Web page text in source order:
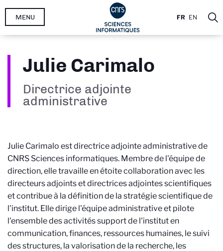
Aller
FR EN
MENU
Julie Carimalo
Directrice adjointe
administrative
Julie Carimalo est directrice adjointe administrative de
CNRS Sciences informatiques. Membre de l'équipe de
direction, elle travaille en étoite collaboration avec les
directeurs adjoints et directrices adjointes scientifiques
et contribue à la définition de la stratégie scientifique de
l'institut. Elle dirige l'équipe administrative et pilote
l'ensemble des activités support de l'institut en
communication, finances, ressources humaines, le suivi
des structures, la valorisation de la recherche, les